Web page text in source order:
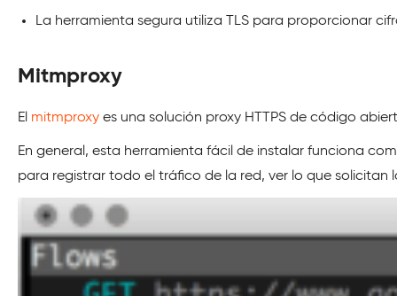
La herramienta segura utiliza TLS para proporcionar
Mitmproxy
El mitmproxy es una solución proxy HTTPS de código
En general, esta herramienta fácil de instalar funciona
para registrar todo el tráfico de la red, ver lo que solicitan